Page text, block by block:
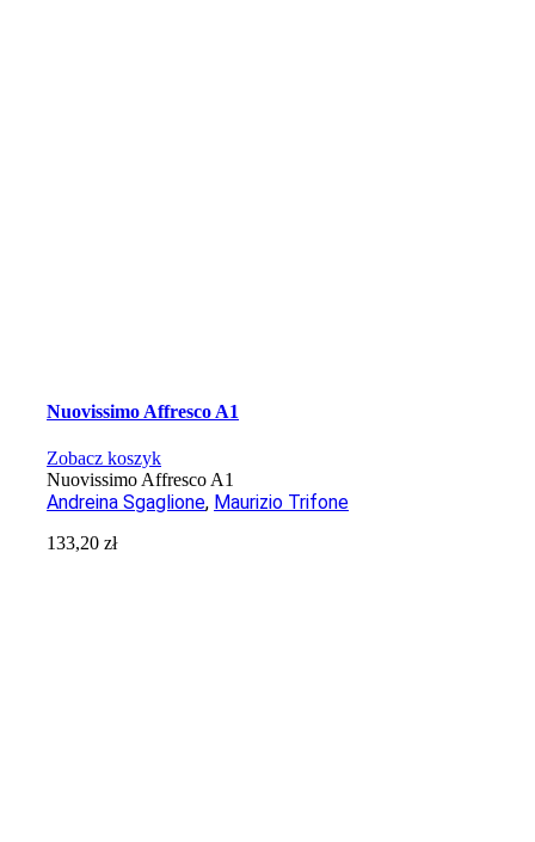
Nuovissimo Affresco A1
Zobacz koszyk
Nuovissimo Affresco A1
Andreina Sgaglione, Maurizio Trifone
133,20zł